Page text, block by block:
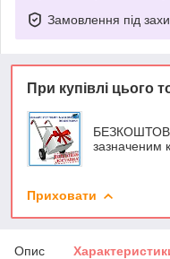
Замовлення під
При купівлі цього
зазначеним
Приховати
Опис